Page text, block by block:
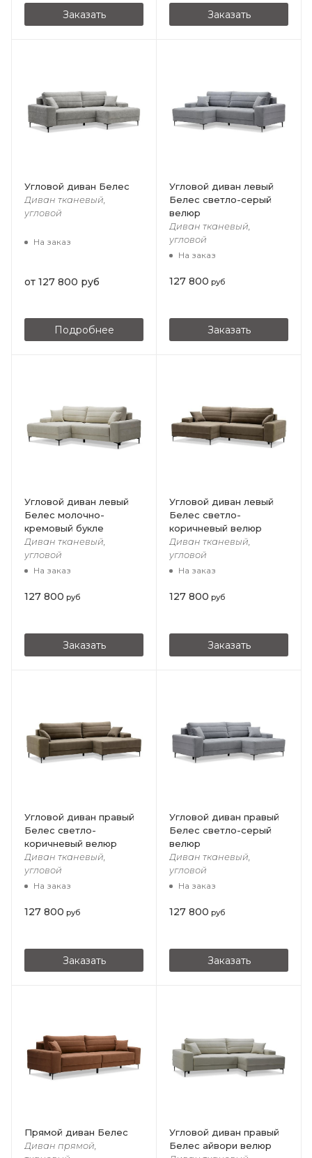
Заказать Заказать
Угловой диван Белес
Диван тканевый,
угловой
На заказ
от 127 800 руб
Подробнее
Угловой диван левый
Белес светло-серый
велюр
Диван тканевый,
угловой
На заказ
127 800 руб
Заказать
Угловой диван левый
Белес молочно-
кремовый букле
Диван тканевый,
угловой
На заказ
127 800 руб
Заказать
Угловой диван левый
Белес cветло-
коричневый велюр
Диван тканевый,
угловой
На заказ
127 800 руб
Заказать
Угловой диван правый
Белес светло-
коричневый велюр
Диван тканевый,
угловой
На заказ
127 800 руб
Заказать
Угловой диван правый
Белес cветло-серый
велюр
Диван тканевый,
угловой
На заказ
127 800 руб
Заказать
Прямой диван Белес
Диван прямой,
Угловой диван правый
Белес айвори велюр